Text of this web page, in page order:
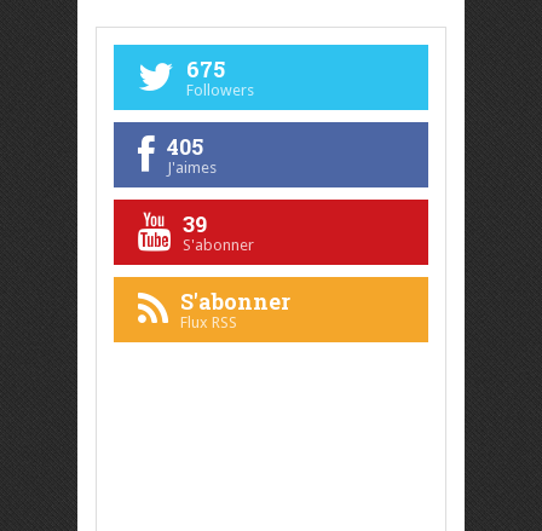
675
Followers
405
J'aimes
39
S'abonner
S'abonner
Flux RSS